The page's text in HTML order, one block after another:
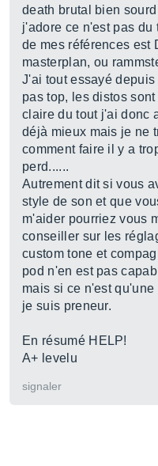
death brutal bien
j'adore ce n'est pas
de mes références est
masterplan, ou
J'ai tout essayé
pas top, les distos
claire du tout j'ai donc
déjà mieux mais je ne
comment faire il y a
perd......
Autrement dit si vous
style de son et que
m'aider pourriez vous
conseiller sur les
custom tone et
pod n'en est pas
mais si ce n'est
je suis preneur.
En résumé HELP!
A+ levelu
signaler